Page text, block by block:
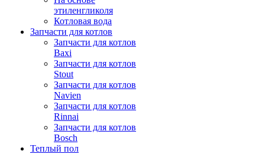
этиленгликоля
Котловая вода
Запчасти для котлов
Запчасти для котлов
Baxi
Запчасти для котлов
Stout
Запчасти для котлов
Navien
Запчасти для котлов
Rinnai
Запчасти для котлов
Bosch
Теплый пол